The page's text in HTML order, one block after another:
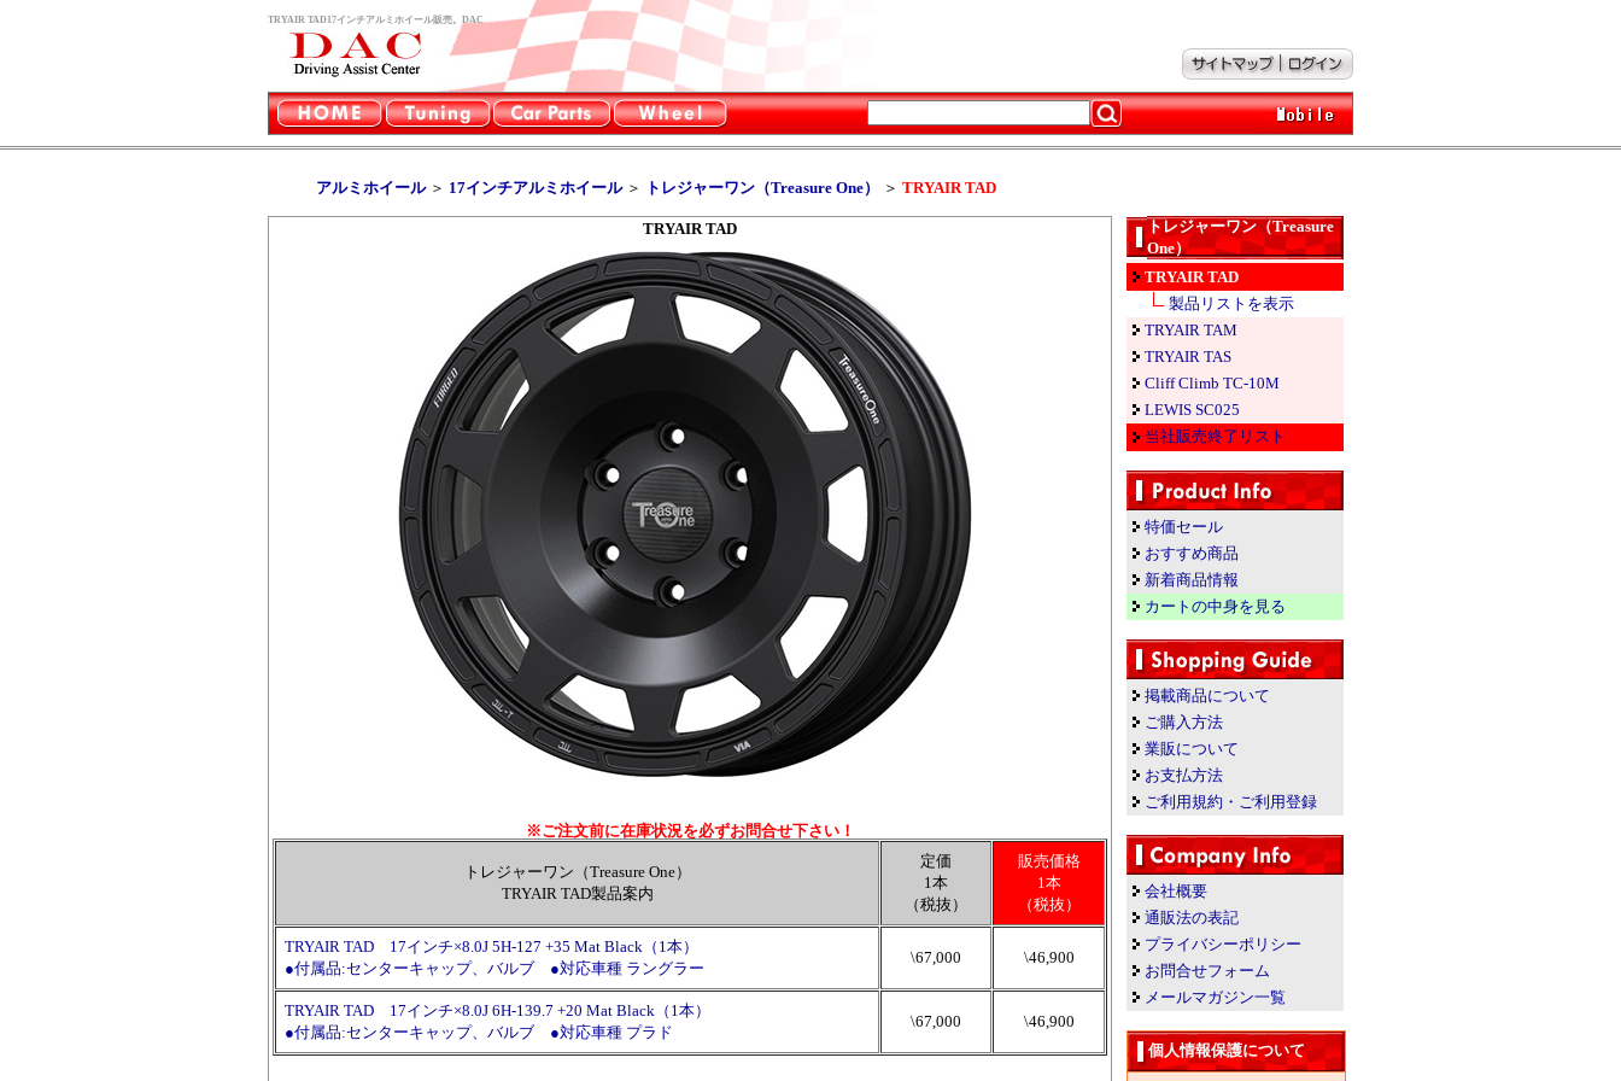
TRYAIR TAD17インチアルミホイール販売。DAC
アルミホイール＞ 17インチアルミホイール＞ トレジャーワン（Treasure One） ＞ TRYAIR TAD
TRYAIR TAD
※ご注文前に在庫状況を必ずお問合せ下さい！
トレジャーワン（Treasure One）
TRYAIR TAD製品案内
定価
1本
（税抜）
販売価格
1本
（税抜）
TRYAIR TAD 17インチ×8.0J 5H-127 +35 Mat Black（1本）
●付属品:センターキャップ、バルブ ●対応車種 ラングラー
\67,000 \46,900
TRYAIR TAD 17インチ×8.0J 6H-139.7 +20 Mat Black（1本）
●付属品:センターキャップ、バルブ ●対応車種 プラド
\67,000 \46,900
トレジャーワン（Treasure
One）
TRYAIR TAD
製品リストを表示
TRYAIR TAM
TRYAIR TAS
Cliff Climb TC-10M
LEWIS SC025
当社販売終了リスト
特価セール
おすすめ商品
新着商品情報
カートの中身を見る
掲載商品について
ご購入方法
業販について
お支払方法
ご利用規約・ご利用登録
会社概要
通販法の表記
プライバシーポリシー
お問合せフォーム
メールマガジン一覧
個人情報保護について